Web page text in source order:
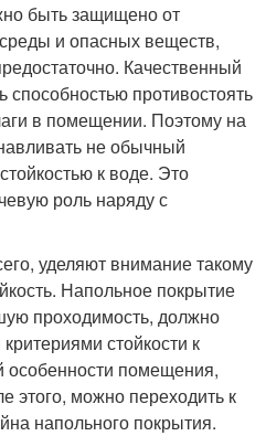
быть защищено от
и опасных веществ,
Качественный
противостоять
в помещении. Поэтому на
не обычный
к воде. Это
роль наряду с
уделяют внимание такому
Напольное покрытие
проходимость, должно
стойкости к
особенности помещения,
этого, можно переходить к
напольного покрытия.